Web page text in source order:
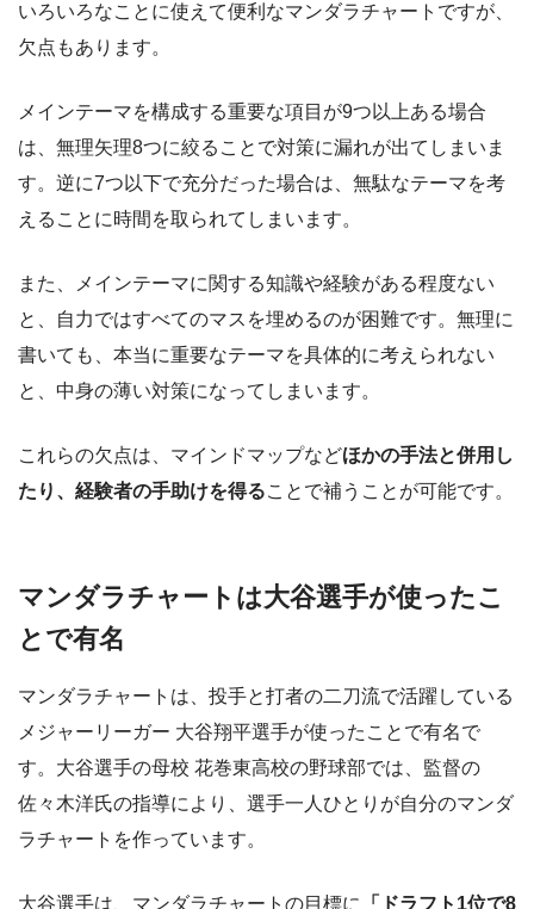
いろいろなことに使えて便利なマンダラチャートですが、
欠点もあります。
メインテーマを構成する重要な項目が9つ以上ある場合
は、無理矢理8つに絞ることで対策に漏れが出てしまいま
す。逆に7つ以下で充分だった場合は、無駄なテーマを考
えることに時間を取られてしまいます。
また、メインテーマに関する知識や経験がある程度ない
と、自力ではすべてのマスを埋めるのが困難です。無理に
書いても、本当に重要なテーマを具体的に考えられない
と、中身の薄い対策になってしまいます。
これらの欠点は、マインドマップなどほかの手法と併用し
たり、経験者の手助けを得ることで補うことが可能です。
マンダラチャートは大谷選手が使ったこ
とで有名
マンダラチャートは、投手と打者の二刀流で活躍している
メジャーリーガー 大谷翔平選手が使ったことで有名で
す。大谷選手の母校 花巻東高校の野球部では、監督の
佐々木洋氏の指導により、選手一人ひとりが自分のマンダ
ラチャートを作っています。
大谷選手は、マンダラチャートの目標に 「ドラフト1位で8